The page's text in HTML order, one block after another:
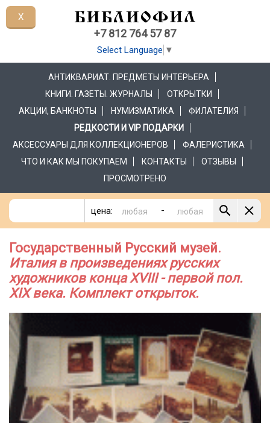
+7 812 764 57 87
Select Language ▼
АНТИКВАРИАТ. ПРЕДМЕТЫ ИНТЕРЬЕРА
КНИГИ. ГАЗЕТЫ. ЖУРНАЛЫ
ОТКРЫТКИ
АКЦИИ, БАНКНОТЫ
НУМИЗМАТИКА
ФИЛАТЕЛИЯ
РЕДКОСТИ И VIP ПОДАРКИ
АКСЕССУАРЫ ДЛЯ КОЛЛЕКЦИОНЕРОВ
ФАЛЕРИСТИКА
ЧТО И КАК МЫ ПОКУПАЕМ
КОНТАКТЫ
ОТЗЫВЫ
ПРОСМОТРЕНО
цена: -
Государственный Русский музей.
Италия в произведениях русских
художников конца XVIII - первой пол.
XIX века. Комплект открыток.
X